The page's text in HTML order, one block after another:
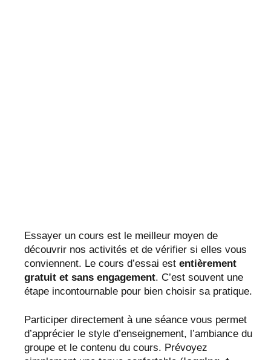
Essayer un cours est le meilleur moyen de
découvrir nos activités et de vérifier si elles vous
conviennent. Le cours d’essai est entièrement
gratuit et sans engagement. C’est souvent une
étape incontournable pour bien choisir sa pratique.
Participer directement à une séance vous permet
d’apprécier le style d’enseignement, l’ambiance du
groupe et le contenu du cours. Prévoyez